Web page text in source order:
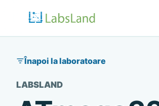
Înapoi la laboratoare
LABSLAND